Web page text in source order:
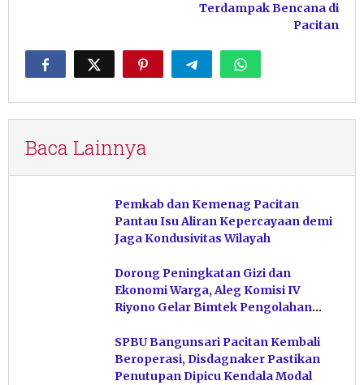
Terdampak Bencana di
Pacitan
Baca Lainnya
Pemkab dan Kemenag Pacitan
Pantau Isu Aliran Kepercayaan demi
Jaga Kondusivitas Wilayah
Dorong Peningkatan Gizi dan
Ekonomi Warga, Aleg Komisi IV
Riyono Gelar Bimtek Pengolahan
SPBU Bangunsari Pacitan Kembali
Beroperasi, Disdagnaker Pastikan
Penutupan Dipicu Kendala Modal